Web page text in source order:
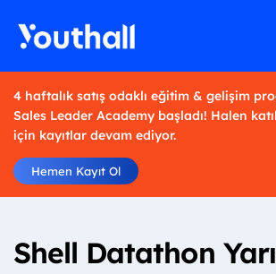
4 haftalık satış odaklı eğitim & gelişim
Sales Leader Academy başladı! Halen
için kayıtlar devam ediyor.
Hemen Kayıt Ol
Shell Datathon